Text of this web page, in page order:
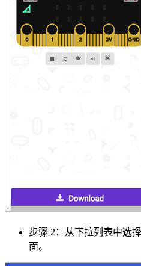
步骤 2：从下拉列表中选
面。